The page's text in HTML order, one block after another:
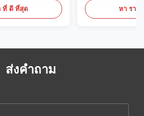
ที่ ดี ที่สุด
ดัน
หา ราค
ส่งคำถาม